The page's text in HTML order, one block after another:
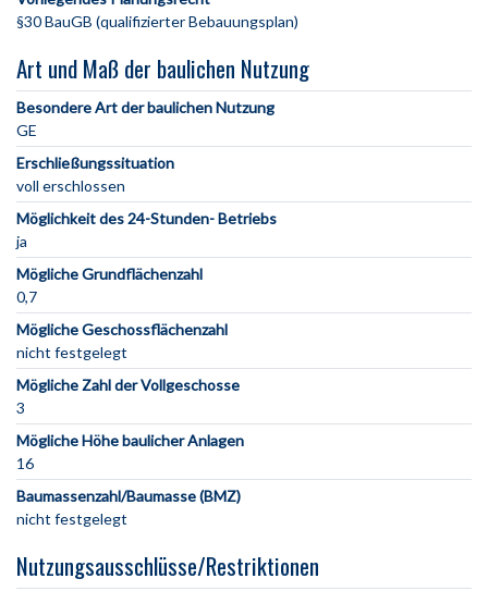
§30 BauGB (qualifizierter Bebauungsplan)
Art und Maß der baulichen Nutzung
Besondere Art der baulichen Nutzung
GE
Erschließungssituation
voll erschlossen
Möglichkeit des 24-Stunden- Betriebs
ja
Mögliche Grundflächenzahl
0,7
Mögliche Geschossflächenzahl
nicht festgelegt
Mögliche Zahl der Vollgeschosse
3
Mögliche Höhe baulicher Anlagen
16
Baumassenzahl/Baumasse (BMZ)
nicht festgelegt
Nutzungsausschlüsse/Restriktionen